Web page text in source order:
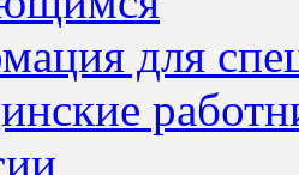
для